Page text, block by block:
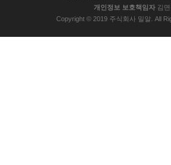
개인정보 보호책임자 김면
Copyright © 2019 주식회사 밀알. All